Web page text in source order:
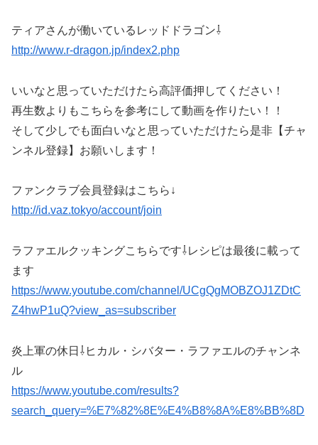
ティアさんが働いているレッドドラゴン⇩
http://www.r-dragon.jp/index2.php
いいなと思っていただけたら高評価押してください！
再生数よりもこちらを参考にして動画を作りたい！！
そして少しでも面白いなと思っていただけたら是非【チャ
ンネル登録】お願いします！
ファンクラブ会員登録はこちら↓
http://id.vaz.tokyo/account/join
ラファエルクッキングこちらです⇩レシピは最後に載って
ます
https://www.youtube.com/channel/UCgQgMOBZOJ1ZDtC
Z4hwP1uQ?view_as=subscriber
炎上軍の休日⇩ヒカル・シバター・ラファエルのチャンネ
ル
https://www.youtube.com/results?
search_query=%E7%82%8E%E4%B8%8A%E8%BB%8D